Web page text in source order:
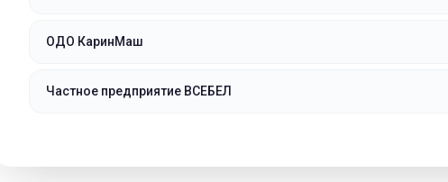
ОДО КаринМаш
Частное предприятие ВСЕБЕЛ